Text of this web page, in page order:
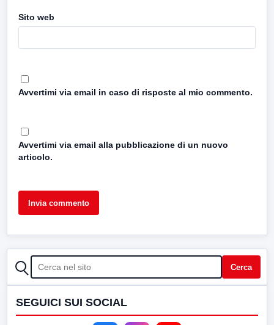
Sito web
Avvertimi via email in caso di risposte al mio commento.
Avvertimi via email alla pubblicazione di un nuovo
articolo.
CERCA Cerca
SEGUICI SUI SOCIAL